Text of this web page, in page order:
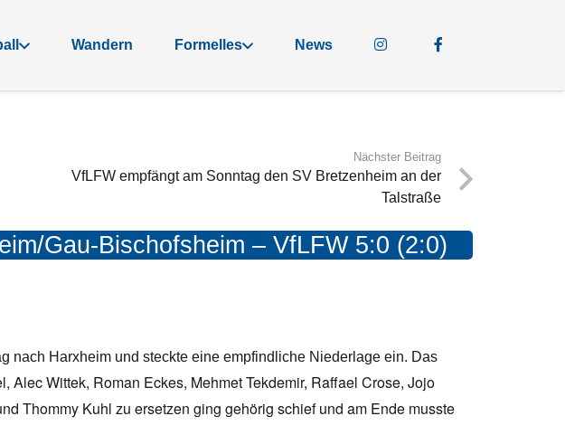
Wandern Formelles News
Nächster Beitrag
VfLFW empfängt am Sonntag den SV Bretzenheim an der
Talstraße
Gau-Bischofsheim – VfLFW 5:0 (2:0)
nach Harxheim und steckte eine empfindliche Niederlage ein. Das
Alec Wittek, Roman Eckes, Mehmet Tekdemir, Raffael Crose, Jojo
Thommy Kuhl zu ersetzen ging gehörig schief und am Ende musste